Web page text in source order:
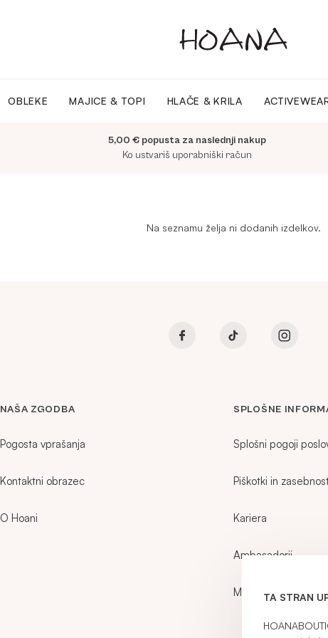
OBLEKE MAJICE & TOPI HLAČE & KRILA
5,00 € popusta za naslednji nakup
Ko ustvariš uporabniški račun
Na seznamu želja ni dodanih izdelkov.
NAŠA ZGODBA
Pogosta vprašanja
Kontaktni obrazec
O Hoani
SPLOŠNE
Splošni pogoji
Piškotki in
Kariera
Ambasadorji
Moj računTA STRAN